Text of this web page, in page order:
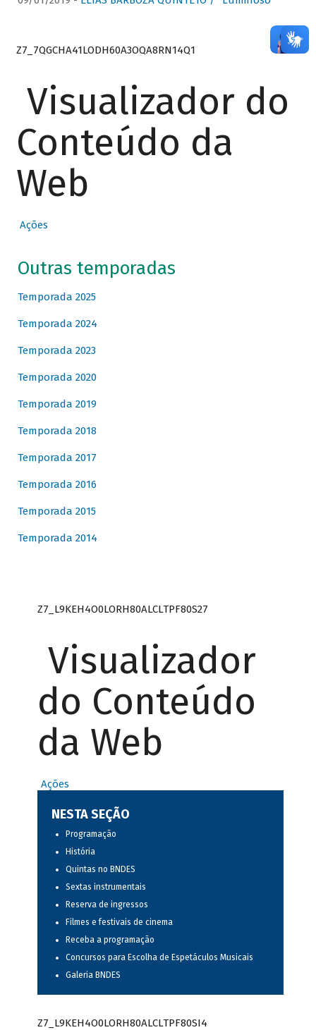
Z7_7QGCHA41LODH60A3OQA8RN14Q1
Visualizador do
Conteúdo da
Web
Ações
Outras temporadas
Temporada 2025
Temporada 2024
Temporada 2023
Temporada 2020
Temporada 2019
Temporada 2018
Temporada 2017
Temporada 2016
Temporada 2015
Temporada 2014
Z7_L9KEH4O0LORH80ALCLTPF80S27
Visualizador
do Conteúdo
da Web
Ações
NESTA SEÇÃO
Programação
História
Quintas no BNDES
Sextas instrumentais
Reserva de ingressos
Filmes e festivais de cinema
Receba a programação
Concursos para Escolha de Espetáculos Musicais
Galeria BNDES
Z7_L9KEH4O0LORH80ALCLTPF80SI4